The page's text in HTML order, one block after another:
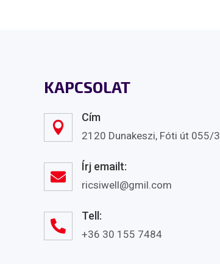
KAPCSOLAT

Cím
2120 Dunakeszi, Fóti út 055/

Írj emailt:
ricsiwell@gmil.com

Tell:
+36 30 155 7484